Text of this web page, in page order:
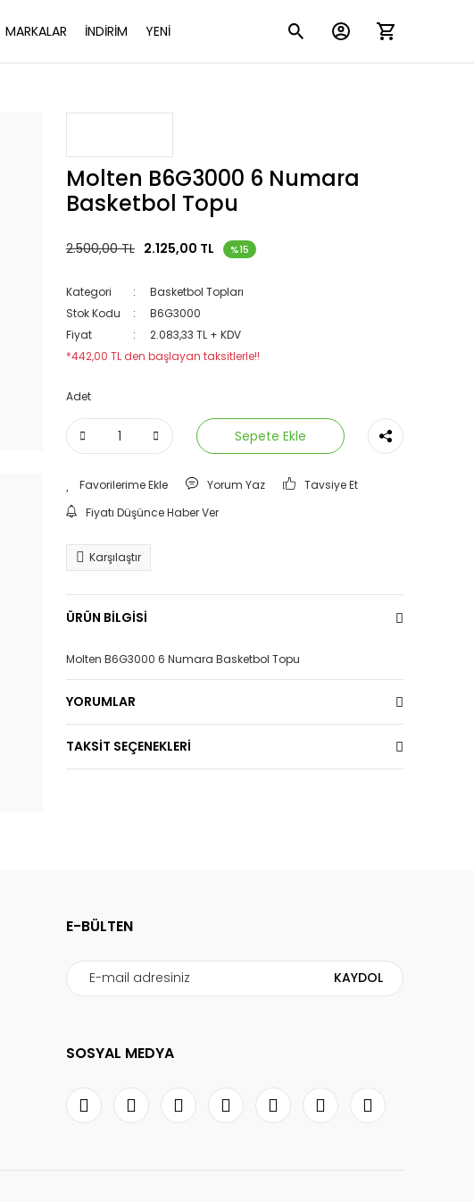
MARKALAR İNDİRİM YENİ
Molten B6G3000 6 Numara
Basketbol Topu
2.500,00 TL 2.125,00 TL %15
Kategori
Basketbol Topları
Stok Kodu
B6G3000
Fiyat
2.083,33 TL + KDV
*442,00 TL den başlayan taksitlerle!!
Adet
Sepete Ekle
Yorum Yaz
Tavsiye Et
Fiyatı Düşünce Haber Ver
Karşılaştır
ÜRÜN BİLGİSİ
Molten B6G3000 6 Numara Basketbol Topu
YORUMLAR
TAKSİT SEÇENEKLERİ
E-BÜLTEN
KAYDOL
SOSYAL MEDYA